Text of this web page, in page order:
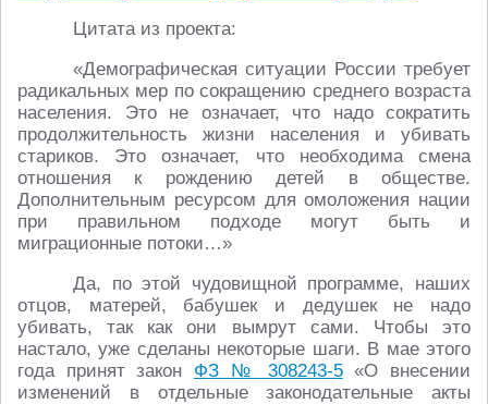
Цитата из проекта:
«Демографическая ситуации России требует
радикальных мер по сокращению среднего возраста
населения. Это не означает, что надо сократить
продолжительность жизни населения и убивать
стариков. Это означает, что необходима смена
отношения к рождению детей в обществе.
Дополнительным ресурсом для омоложения нации
при правильном подходе могут быть и
миграционные потоки…»
Да, по этой чудовищной программе, наших
отцов, матерей, бабушек и дедушек не надо
убивать, так как они вымрут сами. Чтобы это
настало, уже сделаны некоторые шаги. В мае этого
года принят закон ФЗ № 308243-5«О внесении
изменений в отдельные законодательные акты